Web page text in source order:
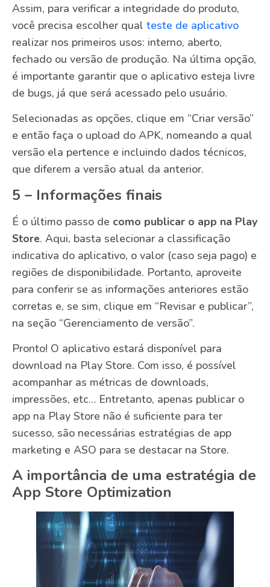
Assim, para verificar a integridade do produto,
você precisa escolher qual teste de aplicativo
realizar nos primeiros usos: interno, aberto,
fechado ou versão de produção. Na última opção,
é importante garantir que o aplicativo esteja livre
de bugs, já que será acessado pelo usuário.
Selecionadas as opções, clique em “Criar versão”
e então faça o upload do APK, nomeando a qual
versão ela pertence e incluindo dados técnicos,
que diferem a versão atual da anterior.
5 – Informações finais
É o último passo de como publicar o app na Play
Store. Aqui, basta selecionar a classificação
indicativa do aplicativo, o valor (caso seja pago) e
regiões de disponibilidade. Portanto, aproveite
para conferir se as informações anteriores estão
corretas e, se sim, clique em “Revisar e publicar”,
na seção “Gerenciamento de versão”.
Pronto! O aplicativo estará disponível para
download na Play Store. Com isso, é possível
acompanhar as métricas de downloads,
impressões, etc… Entretanto, apenas publicar o
app na Play Store não é suficiente para ter
sucesso, são necessárias estratégias de app
marketing e ASO para se destacar na Store.
A importância de uma estratégia de
App Store Optimization